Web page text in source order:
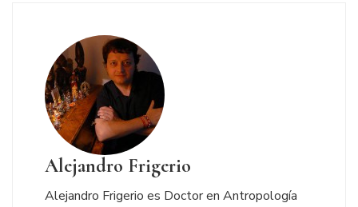
Alejandro Frigerio
Alejandro Frigerio es Doctor en Antropología